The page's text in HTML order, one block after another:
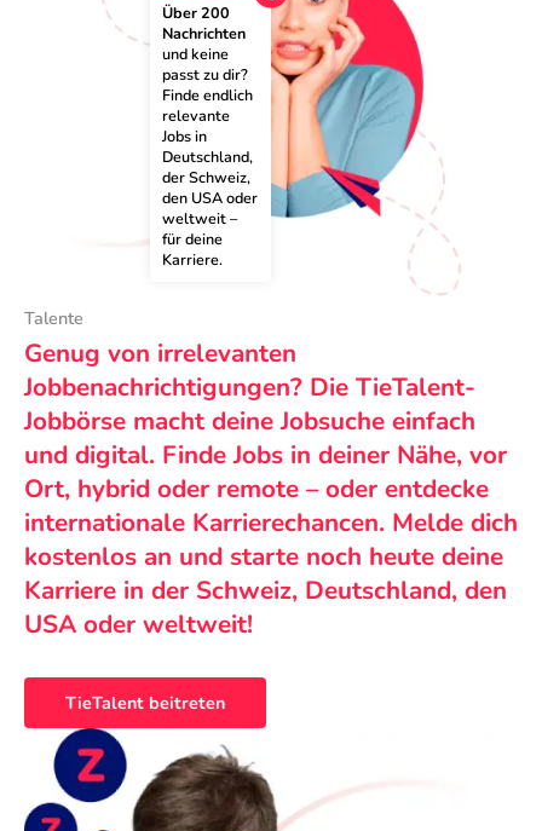
Über 200
Nachrichten
und keine
passt zu dir?
Finde endlich
relevante
Jobs in
Deutschland,
der Schweiz,
den USA oder
weltweit –
für deine
Karriere.
Talente
Genug von irrelevanten
Jobbenachrichtigungen? Die TieTalent-
Jobbörse macht deine Jobsuche einfach
und digital. Finde Jobs in deiner Nähe, vor
Ort, hybrid oder remote – oder entdecke
internationale Karrierechancen. Melde dich
kostenlos an und starte noch heute deine
Karriere in der Schweiz, Deutschland, den
USA oder weltweit!
TieTalent beitreten